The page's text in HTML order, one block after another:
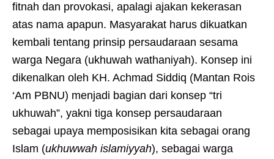
fitnah dan provokasi, apalagi ajakan kekerasan
atas nama apapun. Masyarakat harus dikuatkan
kembali tentang prinsip persaudaraan sesama
warga Negara (ukhuwah wathaniyah). Konsep ini
dikenalkan oleh KH. Achmad Siddiq (Mantan Rois
‘Am PBNU) menjadi bagian dari konsep “tri
ukhuwah”, yakni tiga konsep persaudaraan
sebagai upaya memposisikan kita sebagai orang
Islam (ukhuwwah islamiyyah), sebagai warga